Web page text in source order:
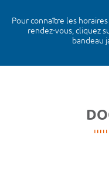
Pour connaître les
rendez-vous, cliquez
bandeau